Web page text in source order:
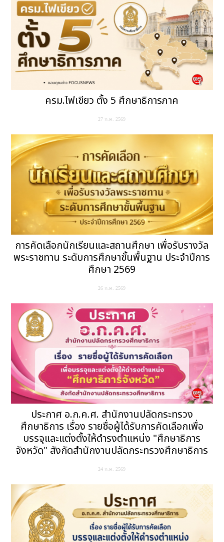
ครม.ไฟเขียว ตั้ง 5 ศึกษาธิการภาค
27 ก.ค. 2569
การคัดเลือกนักเรียนและสถานศึกษา เพื่อรับรางวัล
พระราชทาน ระดับการศึกษาขั้นพื้นฐาน ประจำปีการ
ศึกษา 2569
26 ก.ค. 2569
ประกาศ อ.ก.ค.ศ. สำนักงานปลัดกระทรวง
ศึกษาธิการ เรื่อง รายชื่อผู้ได้รับการคัดเลือกเพื่อ
บรรจุและแต่งตั้งให้ดำรงตำแหน่ง "ศึกษาธิการ
จังหวัด" สังกัดสำนักงานปลัดกระทรวงศึกษาธิการ
24 ก.ค. 2569